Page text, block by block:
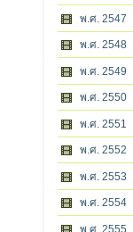
พ.ศ. 2547
พ.ศ. 2548
พ.ศ. 2549
พ.ศ. 2550
พ.ศ. 2551
พ.ศ. 2552
พ.ศ. 2553
พ.ศ. 2554
พ.ศ. 2555